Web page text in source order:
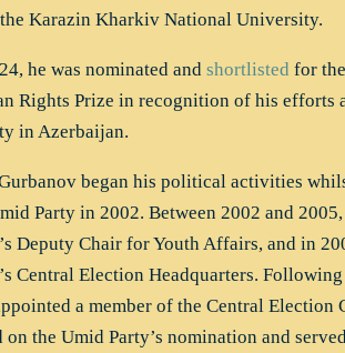
Karazin Kharkiv National University.
he was nominated and shortlisted for
Rights Prize in recognition of his efforts
in Azerbaijan.
began his political activities
Party in 2002. Between 2002 and 2005,
Deputy Chair for Youth Affairs, and in
Central Election Headquarters.
a member of the Central Election
on the Umid Party’s nomination and